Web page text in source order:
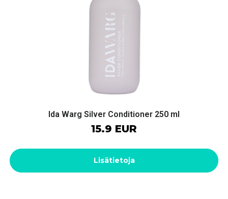
Ida Warg Silver Conditioner 250 ml
15.9 EUR
Lisätietoja